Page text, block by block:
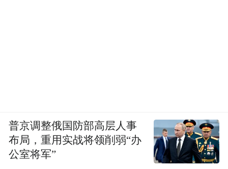
普京调整俄国防部高层人事
布局，重用实战将领削弱“办
公室将军”